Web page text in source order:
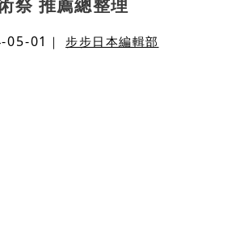
祭 推薦總整理
05-01 ｜步步日本編輯部